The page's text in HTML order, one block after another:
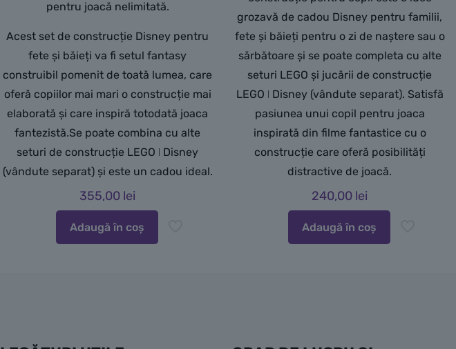
pentru joacă nelimitată.
Acest set de construcție Disney pentru
fete și băieți va fi setul fantasy
construibil pomenit de toată lumea, care
oferă copiilor mai mari o construcție mai
elaborată și care inspiră totodată joaca
fantezistă.Se poate combina cu alte
seturi de construcție LEGO ǀ Disney
(vândute separat) și este un cadou ideal.
355,00 lei
Adaugă în coș
grozavă de cadou Disney pentru familii,
fete și băieți pentru o zi de naștere sau o
sărbătoare și se poate completa cu alte
seturi LEGO și jucării de construcție
LEGO ǀ Disney (vândute separat). Satisfă
pasiunea unui copil pentru joaca
inspirată din filme fantastice cu o
construcție care oferă posibilități
distractive de joacă.
240,00 lei
Adaugă în coș